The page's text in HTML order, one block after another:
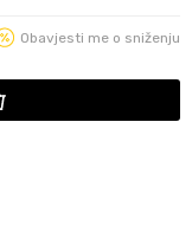
Obavjesti me o sniženju